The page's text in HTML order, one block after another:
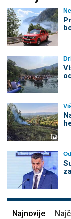
Najnovije